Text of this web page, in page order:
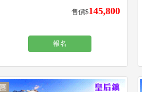
售價$145,800
報名
團